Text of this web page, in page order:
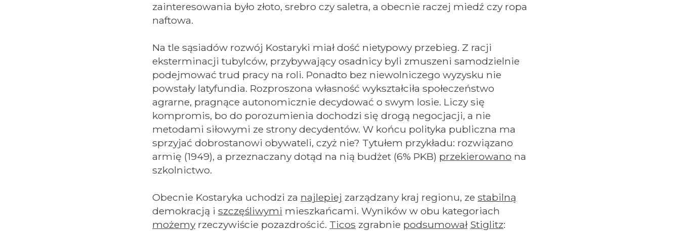
zainteresowania było złoto, srebro czy saletra, a obecnie raczej miedź czy ropa
naftowa.
Na tle sąsiadów rozwój Kostaryki miał dość nietypowy przebieg. Z racji
eksterminacji tubylców, przybywający osadnicy byli zmuszeni samodzielnie
podejmować trud pracy na roli. Ponadto bez niewolniczego wyzysku nie
powstały latyfundia. Rozproszona własność wykształciła społeczeństwo
agrarne, pragnące autonomicznie decydować o swym losie. Liczy się
kompromis, bo do porozumienia dochodzi się drogą negocjacji, a nie
metodami siłowymi ze strony decydentów. W końcu polityka publiczna ma
sprzyjać dobrostanowi obywateli, czyż nie? Tytułem przykładu: rozwiązano
armię (1949), a przeznaczany dotąd na nią budżet (6% PKB) przekierowano na
szkolnictwo.
Obecnie Kostaryka uchodzi za najlepiej zarządzany kraj regionu, zestabilną
demokracją iszczęśliwymi mieszkańcami. Wyników w obu kategoriach
możemyrzeczywiście pozazdrościć. Ticos zgrabnie podsumował Stiglitz: